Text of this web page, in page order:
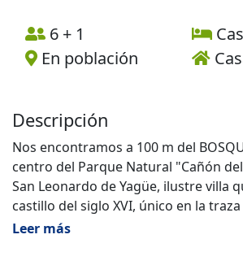
6 + 1
En población
Descripción
Nos encontramos a 100 m del
centro del Parque Natural "Cañón
San Leonardo de Yagüe, ilustre villa
castillo del siglo XVI, único en la
iglesia de estilo herreriano.
Leer más